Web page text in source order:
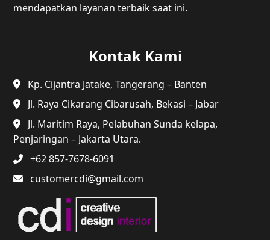
mendapatkan layanan terbaik saat ini.
Kontak Kami
Kp. Cijantra Jatake, Tangerang – Banten
Jl. Raya Cikarang Cibarusah, Bekasi – Jabar
Jl. Maritim Raya, Pelabuhan Sunda kelapa,
Penjaringan – Jakarta Utara.
+62 857-7678-6091
customercdi@gmail.com